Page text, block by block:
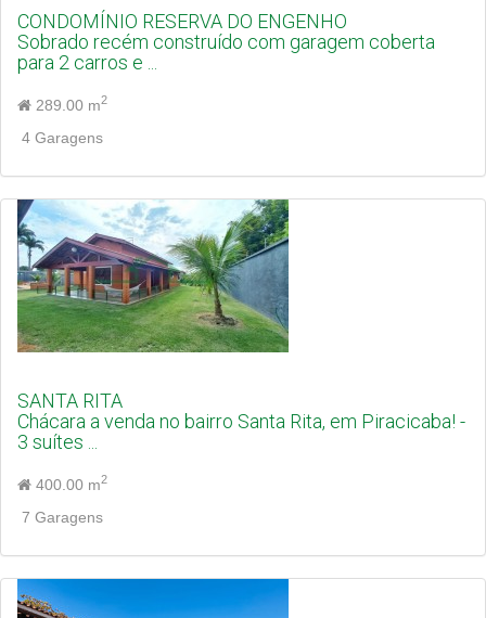
CONDOMÍNIO RESERVA DO ENGENHO
Sobrado recém construído com garagem coberta
para 2 carros e ...
289.00 m2
4 Garagens
SANTA RITA
Chácara a venda no bairro Santa Rita, em Piracicaba! -
3 suítes ...
400.00 m2
7 Garagens